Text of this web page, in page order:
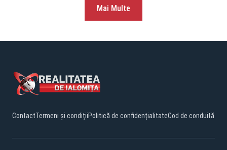
Mai Multe
ContactTermeni și condițiiPolitică de confidențialitateCod de conduită